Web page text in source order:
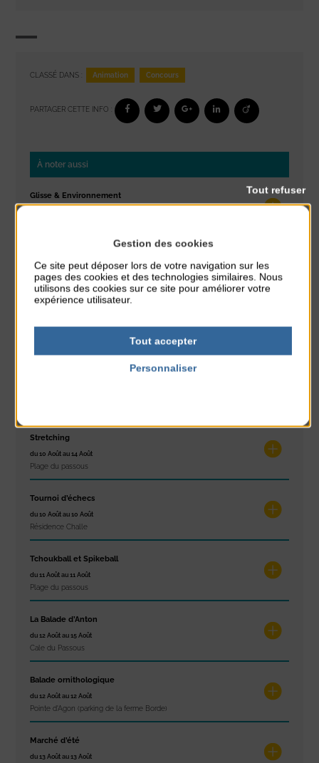
CLASSÉ DANS : Animation Concours
PARTAGER CETTE INFO :
À noter aussi
Glisse & Environnement
du 9 Août au 9 Août
Place du Général de Gaulle
Stretching
du 10 Août au 14 Août
Plage du passous
Tournoi d’échecs
du 10 Août au 10 Août
Résidence Challe
Tchoukball et Spikeball
du 11 Août au 11 Août
Plage du passous
La Balade d’Anton
du 12 Août au 15 Août
Cale du Passous
Balade ornithologique
du 12 Août au 12 Août
Pointe d'Agon (parking de la ferme Borde)
Marché d’été
du 13 Août au 13 Août
Gestion des cookies
Ce site peut déposer lors de votre navigation sur les
pages des cookies et des technologies similaires. Nous
utilisons des cookies sur ce site pour améliorer votre
expérience utilisateur.
Tout accepter
Tout refuser
Personnaliser